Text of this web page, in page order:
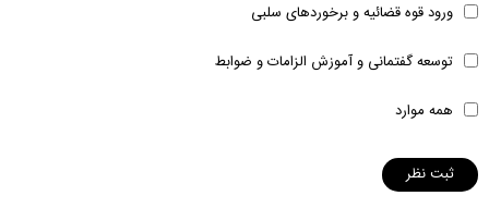
ورود قوه قضائیه و برخوردهای سلبی
توسعه گفتمانی و آموزش الزامات و ضوابط
همه موارد